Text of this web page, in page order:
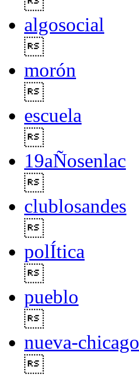
algosocial
morón
escuela
19aÑosenlac
clublosandes
polÍtica
pueblo
nueva-chicago